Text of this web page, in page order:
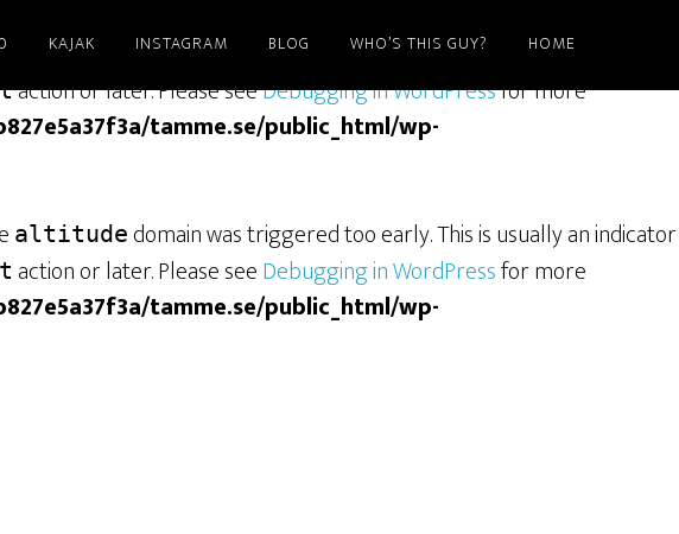
genesis
domain was triggered too early. This is usually an indicator
action or later. Please seeDebugging in WordPressfor more
tamme.se/public_html/wp-
altitude domain was triggered too early. This is usually an indicator
action or later. Please seeDebugging in WordPressfor more
tamme.se/public_html/wp-
KAJAK INSTAGRAM BLOG WHO’S THIS GUY? HOME